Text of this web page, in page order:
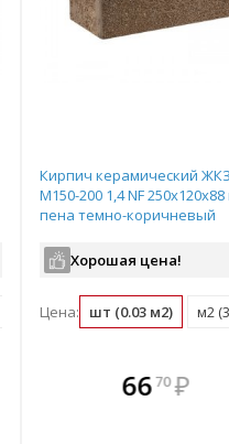
поддон (352 шт)
В комплекте
всегда выгоднее!
Кирпич керамический
М150-200 1,4 NF
пена темно-коричневый
Хорошая цена!
Цена: шт (0.03 м2) м2
6670 ₽
В
всегда